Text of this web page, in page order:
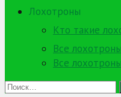
Лохотроны
Кто такие
Все
Все
Найти: